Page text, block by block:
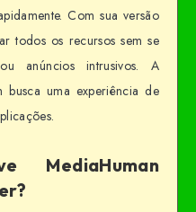
Com sua versão
todos os recursos sem se
anúncios intrusivos. A
uma experiência de
MediaHuman